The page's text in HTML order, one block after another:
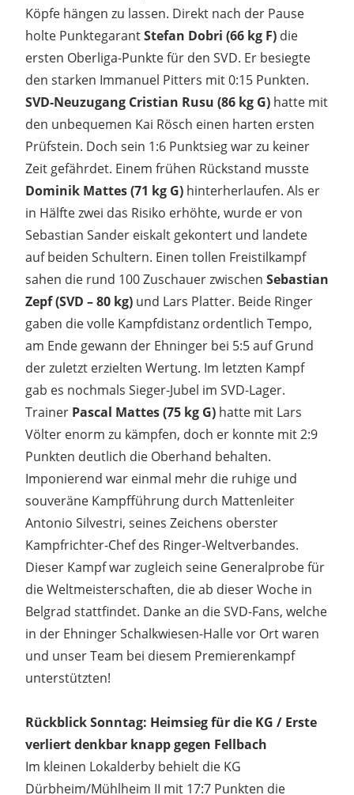
Köpfe hängen zu lassen. Direkt nach der Pause
holte PunktegarantStefan Dobri (66 kg F) die
ersten Oberliga-Punkte für den SVD. Er besiegte
den starken Immanuel Pitters mit 0:15 Punkten.
SVD-Neuzugang Cristian Rusu (86 kg G) hatte mit
den unbequemen Kai Rösch einen harten ersten
Prüfstein. Doch sein 1:6 Punktsieg war zu keiner
Zeit gefährdet. Einem frühen Rückstand musste
Dominik Mattes (71 kg G) hinterherlaufen. Als er
in Hälfte zwei das Risiko erhöhte, wurde er von
Sebastian Sander eiskalt gekontert und landete
auf beiden Schultern. Einen tollen Freistilkampf
sahen die rund 100 Zuschauer zwischen Sebastian
Zepf (SVD – 80 kg) und Lars Platter. Beide Ringer
gaben die volle Kampfdistanz ordentlich Tempo,
am Ende gewann der Ehninger bei 5:5 auf Grund
der zuletzt erzielten Wertung. Im letzten Kampf
gab es nochmals Sieger-Jubel im SVD-Lager.
Trainer Pascal Mattes (75 kg G) hatte mit Lars
Völter enorm zu kämpfen, doch er konnte mit 2:9
Punkten deutlich die Oberhand behalten.
Imponierend war einmal mehr die ruhige und
souveräne Kampfführung durch Mattenleiter
Antonio Silvestri, seines Zeichens oberster
Kampfrichter-Chef des Ringer-Weltverbandes.
Dieser Kampf war zugleich seine Generalprobe für
die Weltmeisterschaften, die ab dieser Woche in
Belgrad stattfindet. Danke an die SVD-Fans, welche
in der Ehninger Schalkwiesen-Halle vor Ort waren
und unser Team bei diesem Premierenkampf
unterstützten!
Rückblick Sonntag: Heimsieg für die KG / Erste
verliert denkbar knapp gegen Fellbach
Im kleinen Lokalderby behielt die KG
Dürbheim/Mühlheim II mit 17:7 Punkten die